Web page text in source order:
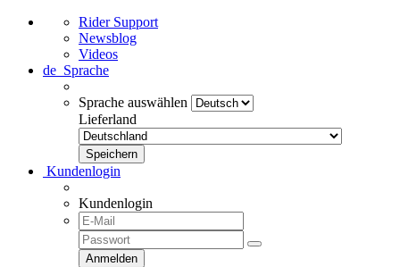
Rider Support
Newsblog
Videos
de Sprache
Sprache auswählen
Lieferland
Kundenlogin
Kundenlogin